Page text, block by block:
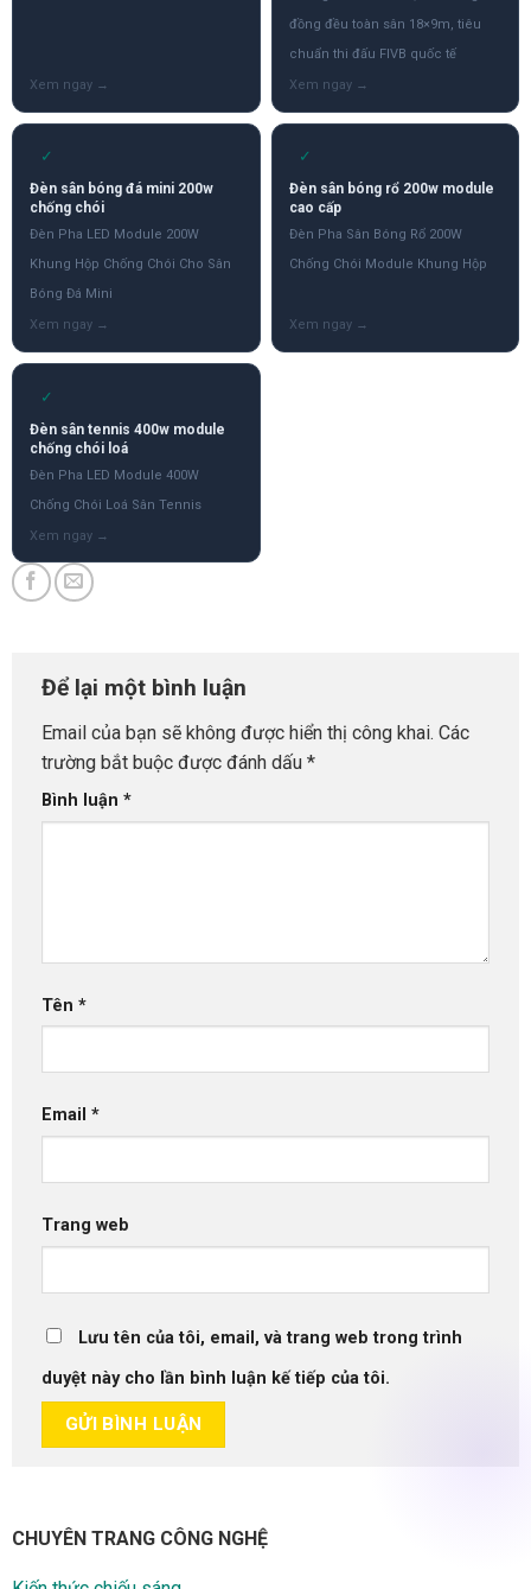
đồng đều toàn sân 18×9m, tiêu
chuẩn thi đấu FIVB quốc tế
✓
Đèn sân bóng đá mini 200w
chống chói
Đèn Pha LED Module 200W
Khung Hộp Chống Chói Cho Sân
Bóng Đá Mini
✓
Đèn sân bóng rổ 200w module
cao cấp
Đèn Pha Sân Bóng Rổ 200W
Chống Chói Module Khung Hộp
✓
Đèn sân tennis 400w module
chống chói loá
Đèn Pha LED Module 400W
Chống Chói Loá Sân Tennis
Để lại một bình luận
Email của bạn sẽ không được hiển thị công khai. Các
trường bắt buộc được đánh dấu *
Bình luận *
Tên *
Email *
Trang web
Lưu tên của tôi, email, và trang web trong trình
duyệt này cho lần bình luận kế tiếp của tôi.
CHUYÊN TRANG CÔNG NGHỆ